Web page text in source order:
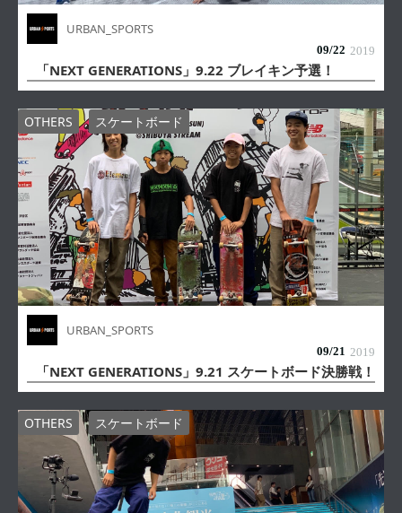
URBAN_SPORTS
09/22 2019
「NEXT GENERATIONS」9.22 ブレイキン予選！
OTHERS スケートボード
URBAN_SPORTS
09/21 2019
「NEXT GENERATIONS」9.21 スケートボード決勝戦！
OTHERS スケートボード